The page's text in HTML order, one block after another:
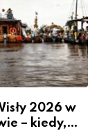
2026 w
– kiedy,